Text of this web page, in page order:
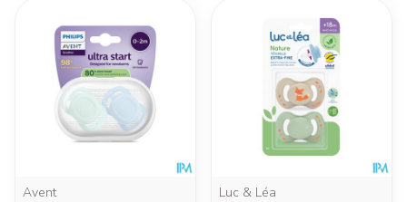
Avent
Luc & Léa